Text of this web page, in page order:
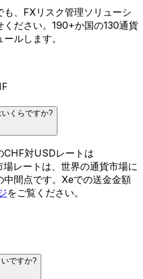
、FXリスク管理ソリューシ
ください。190+か国の130通貨
ルします。
くらですか?
CHF対USDレートは
レートは、世界の通貨市場に
間点です。Xeでの送金金額
をご覧ください。
ですか?